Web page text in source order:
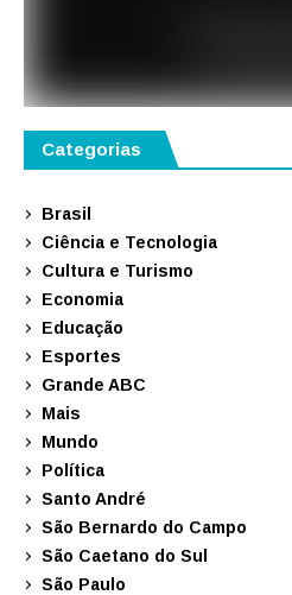
Categorias
Brasil
Ciência e Tecnologia
Cultura e Turismo
Economia
Educação
Esportes
Grande ABC
Mais
Mundo
Política
Santo André
São Bernardo do Campo
São Caetano do Sul
São Paulo